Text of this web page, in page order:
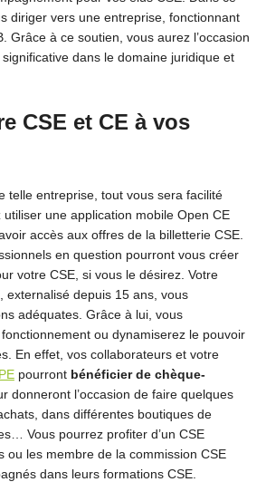
diriger vers une entreprise, fonctionnant
Grâce à ce soutien, vous aurez l’occasion
dans le domaine juridique et
CSE et CE à vos
telle entreprise, tout vous sera facilité
une application mobile Open CE
accès aux offres de la billetterie CSE.
en question pourront vous créer
votre CSE, si vous le désirez. Votre
externalisé depuis 15 ans, vous
adéquates. Grâce à lui, vous
ou dynamiserez le pouvoir
En effet, vos collaborateurs et votre
pourront bénéficier de chèque-
donneront l’occasion de faire quelques
dans différentes boutiques de
Vous pourrez profiter d’un CSE
ou les membre de la commission CSE
dans leurs formations CSE.